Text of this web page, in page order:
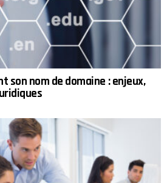
son nom de domaine : enjeux,